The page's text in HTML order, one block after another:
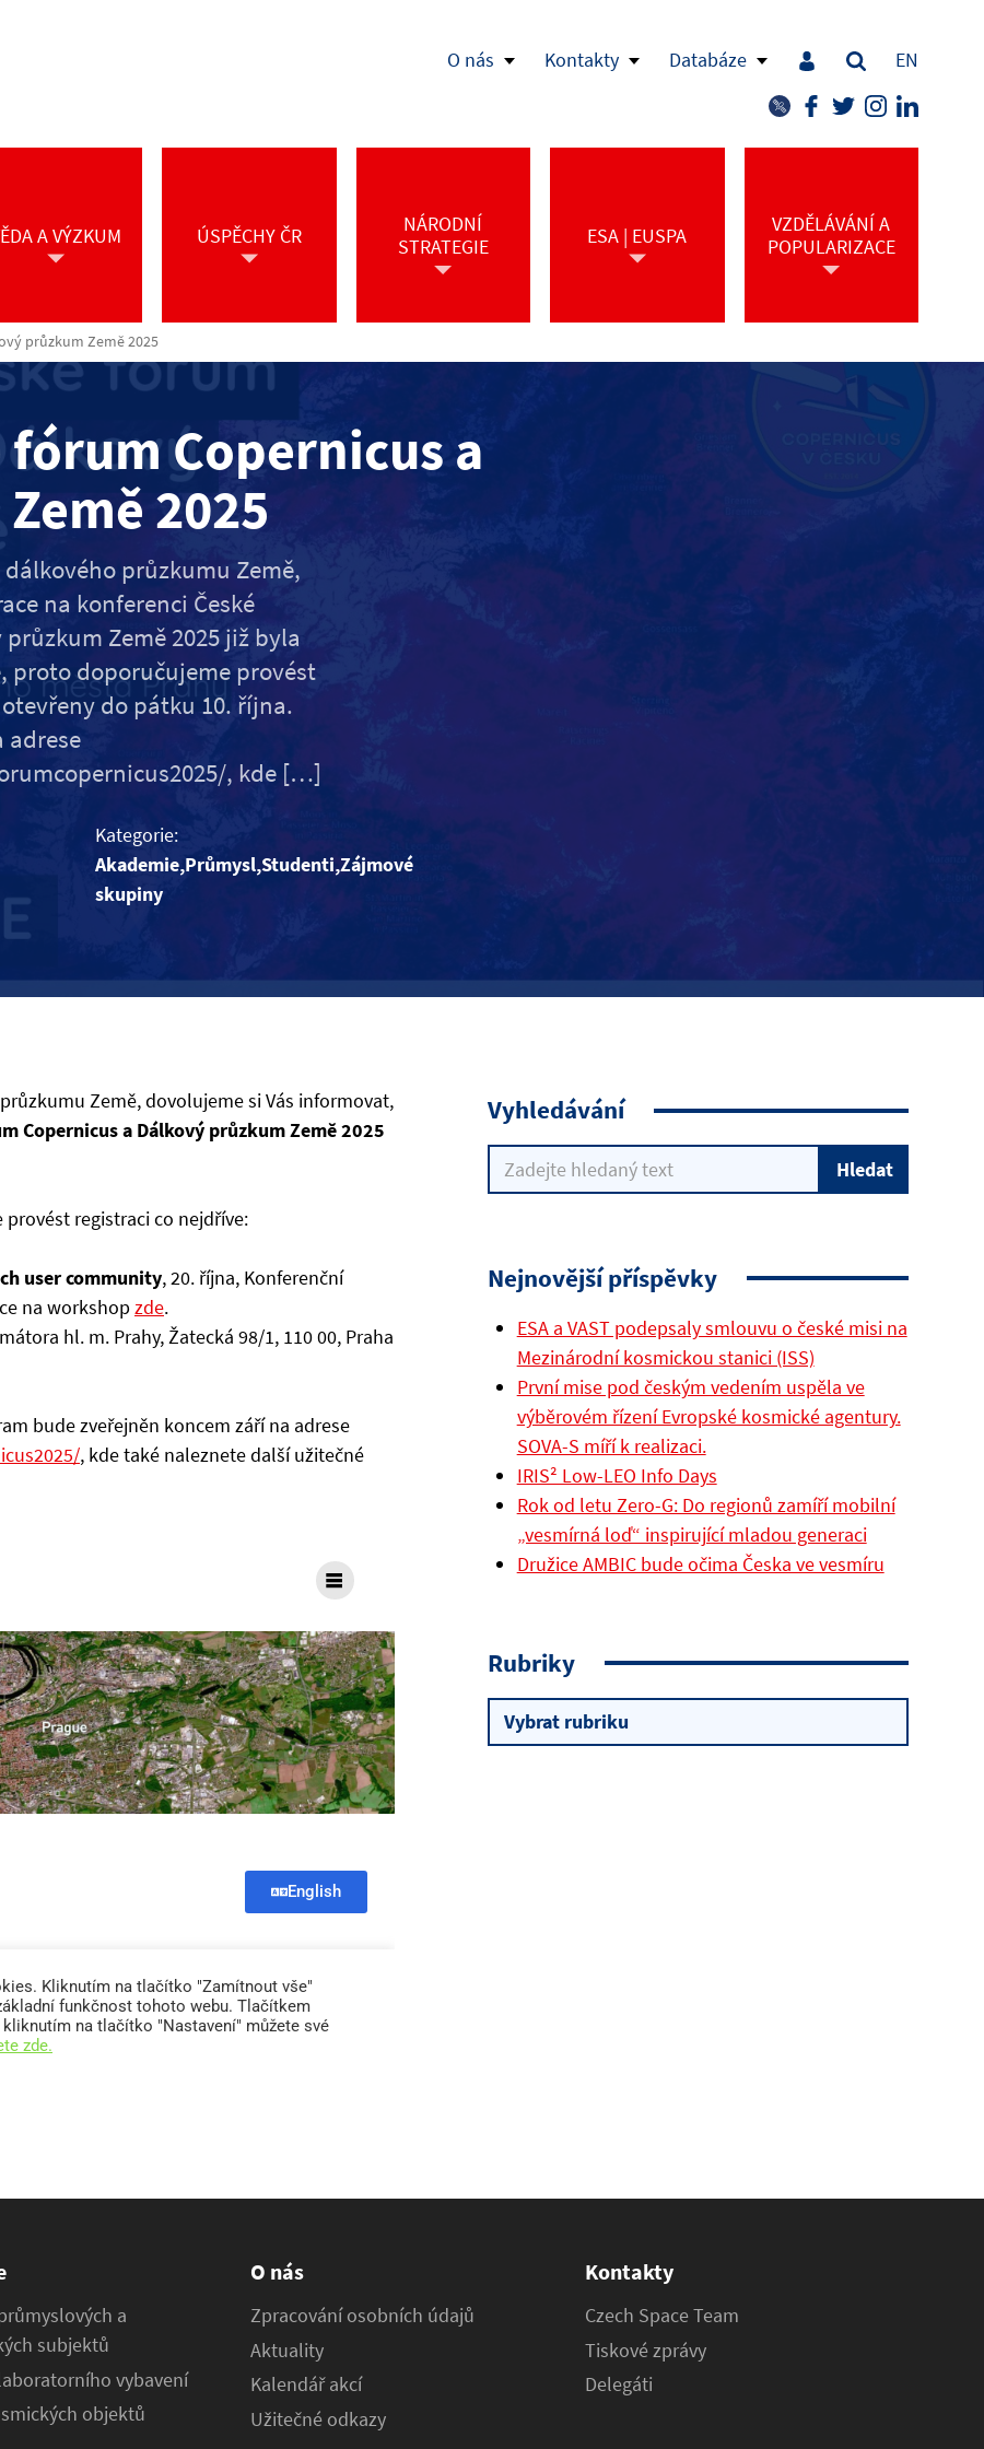
O nás Kontakty Databáze EN
A VÝZKUM ÚSPĚCHY ČR
NÁRODNÍ
STRATEGIE
ESA | EUSPA
VZDĚLÁVÁNÍ A
POPULARIZACE
průzkum Země 2025
Copernicus a
2025
průzkumu Země,
na konferenci České
Země 2025 již byla
proto doporučujeme provést
do pátku 10. října.
adrese
, kde […]
Kategorie:
Akademie,Průmysl,Studenti,Zájmové
skupiny
Země, dovolujeme si Vás informovat,
Copernicus a Dálkový průzkum Země 2025
registraci co nejdříve:
user community, 20. října, Konferenční
na workshopzde.
hl. m. Prahy, Žatecká 98/1, 110 00, Praha
bude zveřejněn koncem září na adrese
, kde také naleznete další užitečné
Vyhledávání
Nejnovější příspěvky
ESA a VAST podepsaly smlouvu o české misi na
Mezinárodní kosmickou stanici (ISS)
První mise pod českým vedením uspěla ve
výběrovém řízení Evropské kosmické agentury.
SOVA-S míří k realizaci.
IRIS² Low-LEO Info Days
Rok od letu Zero-G: Do regionů zamíří mobilní
„vesmírná loď“ inspirující mladou generaci
Družice AMBIC bude očima Česka ve vesmíru
Rubriky
Rubriky
a
subjektů
vybavení
objektů
O nás
Zpracování osobních údajů
Aktuality
Kalendář akcí
Užitečné odkazy
Kontakty
Czech Space Team
Tiskové zprávy
Delegáti